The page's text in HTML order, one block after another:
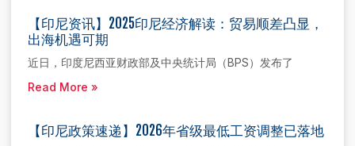
【印尼资讯】2025印尼经济解读：贸易顺差凸显，
出海机遇可期
近日，印度尼西亚财政部及中央统计局（BPS）发布了
Read More »
【印尼政策速递】2026年省级最低工资调整已落地